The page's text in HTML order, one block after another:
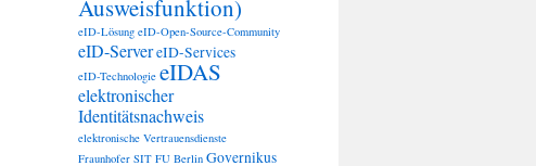
Ausweisfunktion)
eID-Lösung eID-Open-Source-Community
eID-ServereID-Services
eID-Technologie eIDAS
elektronischer
Identitätsnachweis
elektronische Vertrauensdienste
Fraunhofer SIT FU Berlin Governikus